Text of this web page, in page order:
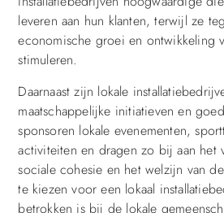
leveren aan hun klanten, terwijl ze
economische groei en ontwikkeling
stimuleren.
Daarnaast zijn lokale
maatschappelijke initiatieven en
sponsoren lokale evenementen,
activiteiten en dragen zo bij aan het
sociale cohesie en het welzijn van
te kiezen voor een lokaal
betrokken is bij de lokale